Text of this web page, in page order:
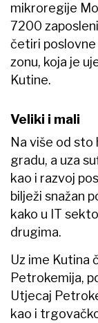
mikroregije
7200
četiri
zonu, koja je
Kutine.
Veliki i mali
Na više od
gradu, a uza
kao i razvoj
bilježi snažan
kako u IT
drugima.
Uz ime Kutina
Petrokemija,
Utjecaj
kao i